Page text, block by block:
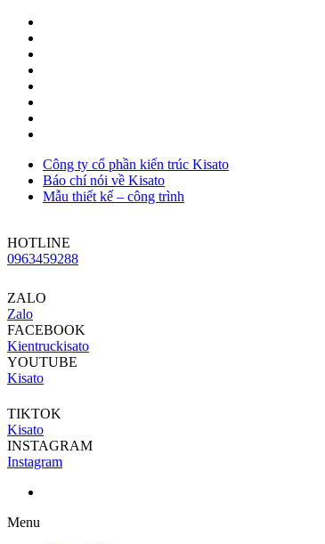
Công ty cổ phần kiến trúc Kisato
Báo chí nói về Kisato
Mẫu thiết kế – công trình
HOTLINE
0963459288
ZALO
Zalo
FACEBOOK
Kientruckisato
YOUTUBE
Kisato
TIKTOK
Kisato
INSTAGRAM
Instagram
Menu